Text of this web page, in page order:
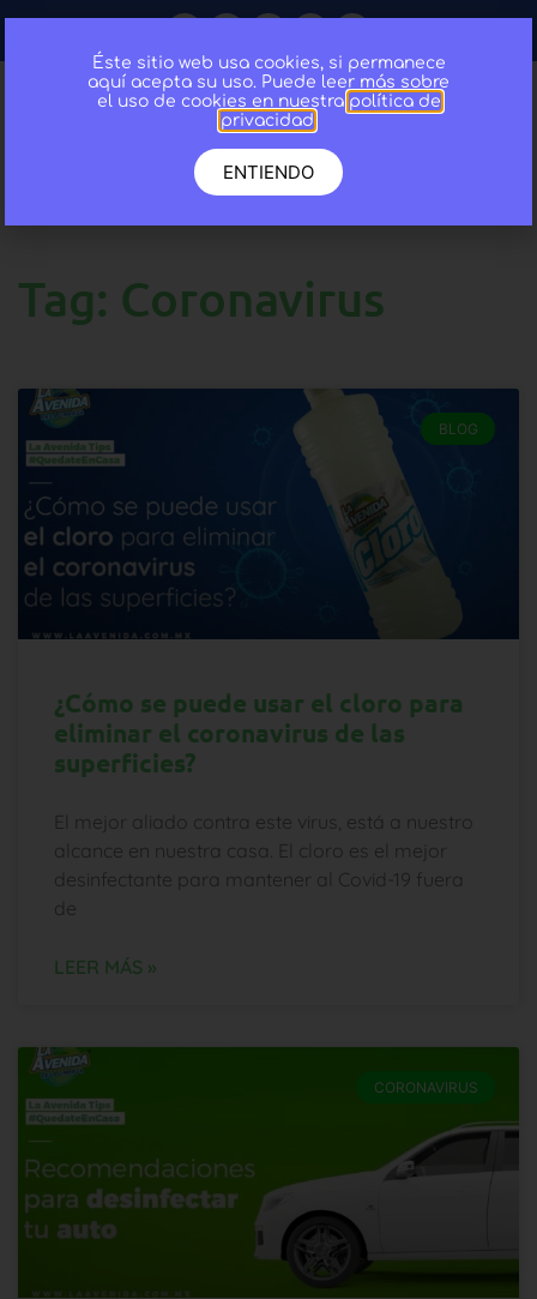
Tag: Coronavirus
BLOG
¿Cómo se puede usar el cloro para
eliminar el coronavirus de las
superficies?
El mejor aliado contra este virus, está a nuestro
alcance en nuestra casa. El cloro es el mejor
desinfectante para mantener al Covid-19 fuera
de
LEER MÁS »
CORONAVIRUS
Éste sitio web usa cookies, si permanece
aquí acepta su uso. Puede leer más sobre
el uso de cookies en nuestra política de
privacidad
ENTIENDO